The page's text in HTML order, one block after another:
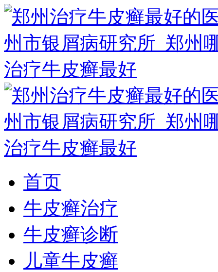
首页
牛皮癣治疗
牛皮癣诊断
儿童牛皮癣